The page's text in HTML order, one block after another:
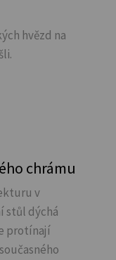
hvězd na
chrámu
v
stůl dýchá
protínají